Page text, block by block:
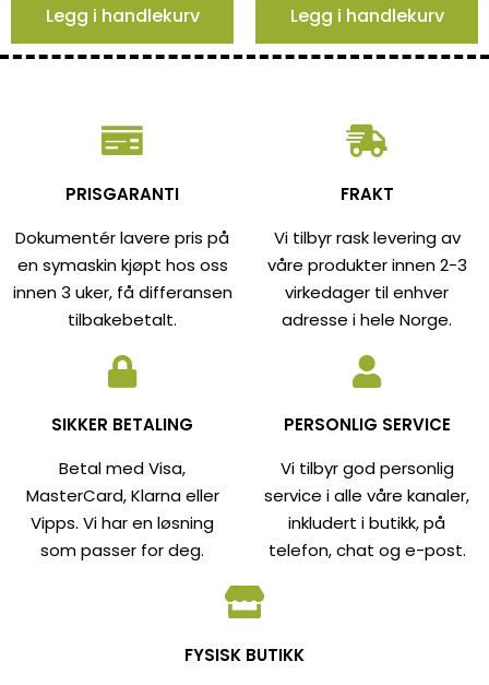
Legg i handlekurv Legg i handlekurv
PRISGARANTI
Dokumentér lavere pris på
en symaskin kjøpt hos oss
innen 3 uker, få differansen
tilbakebetalt.
FRAKT
Vi tilbyr rask levering av
våre produkter innen 2-3
virkedager til enhver
adresse i hele Norge.
SIKKER BETALING
Betal med Visa,
MasterCard, Klarna eller
Vipps. Vi har en løsning
som passer for deg.
PERSONLIG SERVICE
Vi tilbyr god personlig
service i alle våre kanaler,
inkludert i butikk, på
telefon, chat og e-post.
FYSISK BUTIKK